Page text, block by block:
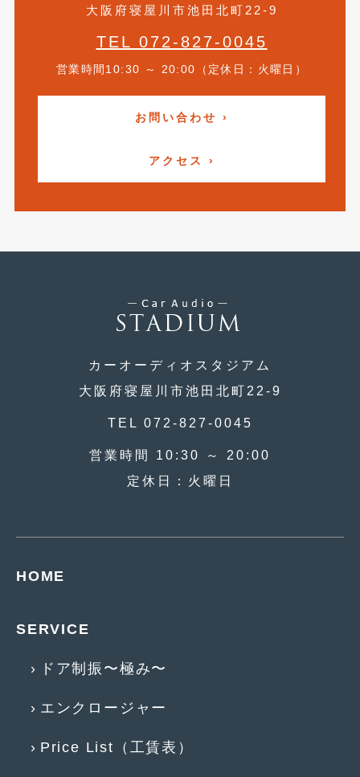
大阪府寝屋川市池田北町22-9
TEL 072-827-0045
営業時間10:30 ～ 20:00（定休日：火曜日）
お問い合わせ ›
アクセス ›
カーオーディオスタジアム
大阪府寝屋川市池田北町22-9
TEL 072-827-0045
営業時間 10:30 ～ 20:00
定休日：火曜日
HOME
SERVICE
ドア制振〜極み〜
エンクロージャー
Price List（工賃表）